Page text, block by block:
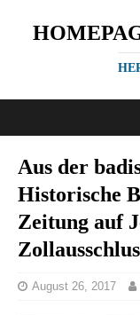
Aus der
Historische
Zeitung auf
August 26, 2017